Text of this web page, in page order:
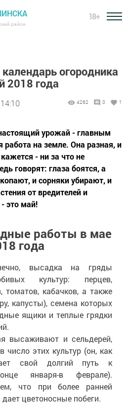
район
18+
огородника
2018 года
4262 0 1
урожай - главным
на земле. Она разная, и
- ни за что не
говорят: глаза боятся, а
и сорняки убирают, и
от вредителей и
это май!
работы в мае
года
высадка на гряды
культур: перцев,
томатов, кабачков, а также
капусты), семена которых
ящики и теплые грядки
высаживают и сельдерей,
число этих культур (он, как
свой долгий путь к
января-в феврале).
что при более ранней
цветоносные побеги.